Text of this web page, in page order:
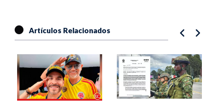
Artículos Relacionados